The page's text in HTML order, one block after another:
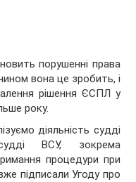
порушенні права
вона це зробить, і
рішення ЄСПЛ у
року.
діяльність судді
ВСУ, зокрема
процедури при
підписали Угоду про